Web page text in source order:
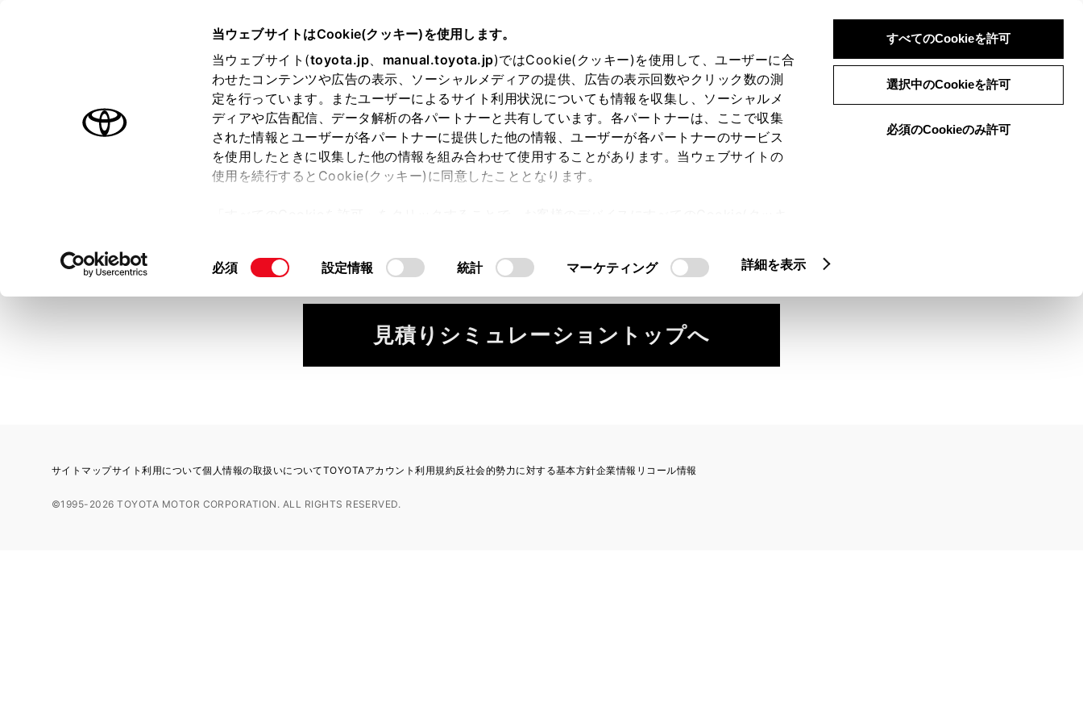
当ウェブサイトはCookie(クッキー)を使用します。
当ウェブサイト(toyota.jp、 manual.toyota.jp)ではCookie(クッキー)を使用して、ユーザーに合
わせたコンテンツや広告の表示、ソーシャルメディアの提供、広告の表示回数やクリック数の測
定を行っています。またユーザーによるサイト利用状況についても情報を収集し、ソーシャルメ
ディアや広告配信、データ解析の各パートナーと共有しています。各パートナーは、ここで収集
された情報とユーザーが各パートナーに提供した他の情報、ユーザーが各パートナーのサービス
を使用したときに収集した他の情報を組み合わせて使用することがあります。当ウェブサイトの
使用を続行するとCookie(クッキー)に同意したこととなります。
て」をご覧ください。
同
必須 設定情報 統計 マーケティング 詳細を表示
すべてのCookieを許可
選択中のCookieを許可
必須のCookieのみ許可
ログイン 検索 メニュー
オーナーサポート トピックス
見積りシミュレーション
見積りシミュレーショントップへ
サイトマップサイト利用について個人情報の取扱いについてTOYOTAアカウント利用規約反社会的勢力に対する基本方針企業情報 リコール情報
©1995-2026 TOYOTA MOTOR CORPORATION. ALL RIGHTS RESERVED.